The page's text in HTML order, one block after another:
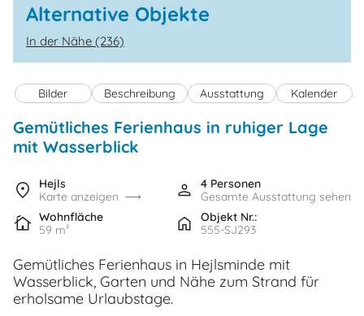
Alternative Objekte
In der Nähe (236)
Bilder Beschreibung Ausstattung Kalender
Gemütliches Ferienhaus in ruhiger Lage
mit Wasserblick
Hejls
Karte anzeigen
4 Personen
Gesamte Ausstattung sehen
Wohnfläche
59 m²
Objekt Nr.:
555-SJ293
Gemütliches Ferienhaus in Hejlsminde mit
Wasserblick, Garten und Nähe zum Strand für
erholsame Urlaubstage.